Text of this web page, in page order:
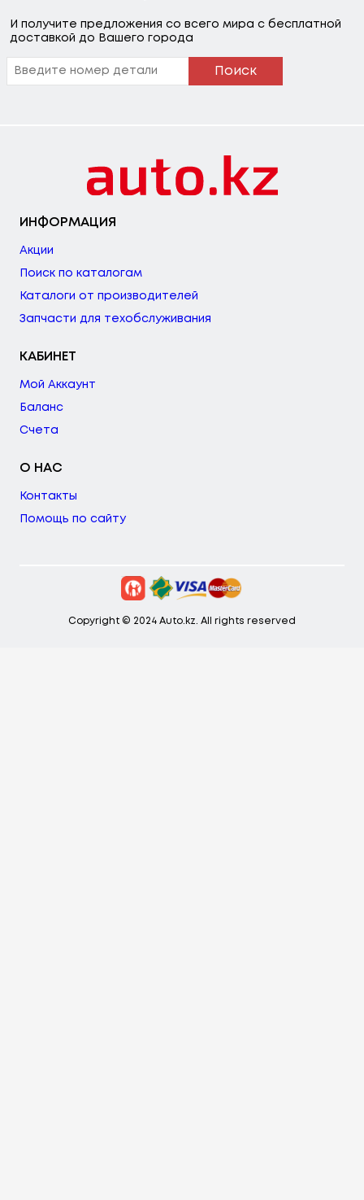
И получите предложения со всего мира с бесплатной
доставкой до Вашего города
Поиск
ИНФОРМАЦИЯ
Акции
Поиск по каталогам
Каталоги от производителей
Запчасти для техобслуживания
КАБИНЕТ
Мой Аккаунт
Баланс
Счета
О НАС
Контакты
Помощь по сайту
Copyright © 2024 Auto.kz. All rights reserved